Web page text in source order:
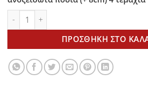
Τραπέζι συγκόλλησης FLATBED
ΠΡΟΣΘΉΚΗ ΣΤΟ